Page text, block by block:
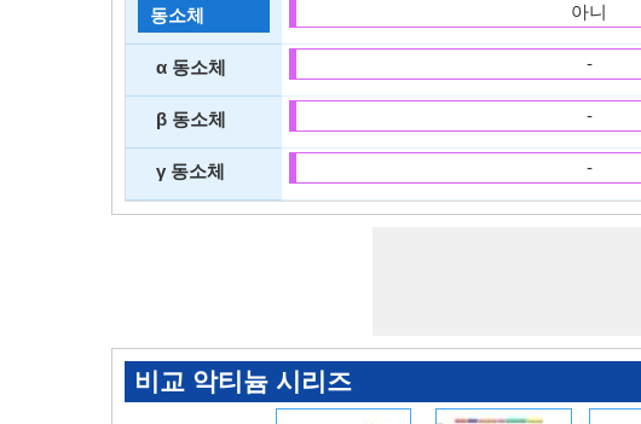
동소체
α 동소체
β 동소체
γ 동소체
아니
-
-
-
비교 악티늄 시리즈